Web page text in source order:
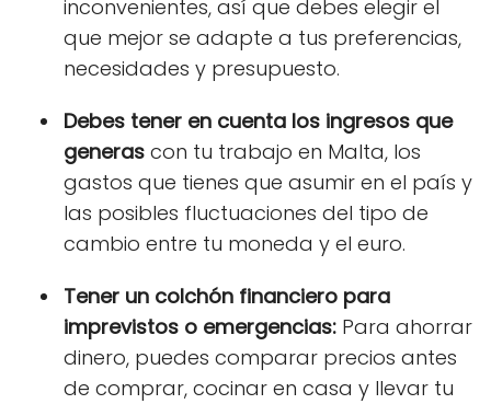
inconvenientes, así que debes elegir el
que mejor se adapte a tus preferencias,
necesidades y presupuesto.
Debes tener en cuenta los ingresos que
generas con tu trabajo en Malta, los
gastos que tienes que asumir en el país y
las posibles fluctuaciones del tipo de
cambio entre tu moneda y el euro.
Tener un colchón financiero para
imprevistos o emergencias: Para ahorrar
dinero, puedes comparar precios antes
de comprar, cocinar en casa y llevar tu